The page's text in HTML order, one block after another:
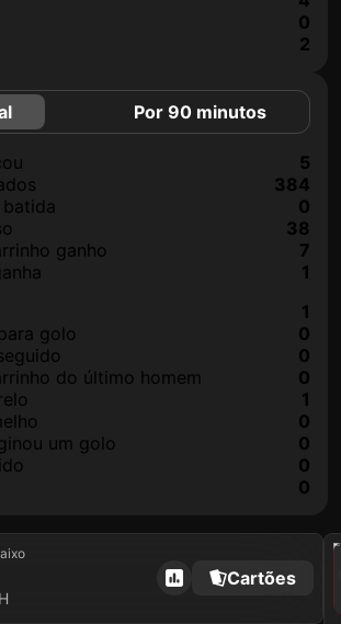
0
2
Por 90 minutos
5
384
batida
0
38
ganho
7
1
1
golo
0
0
do último homem
0
1
0
um golo
0
0
0
Cartões
2025